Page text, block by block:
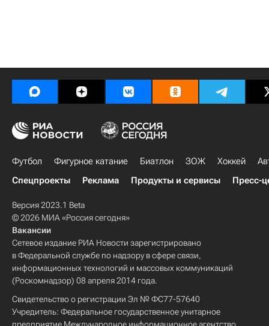
Футбол Фигурное катание Биатлон ЗОЖ Хоккей
Спецпроекты
Реклама Продукты и сервисы Пресс-
Версия 2023.1 Beta
© 2026 МИА «Россия сегодня»
Вакансии
Сетевое издание РИА Новости зарегистрировано
в Федеральной службе по надзору в сфере связи,
информационных технологий и массовых коммуникаций
(Роскомнадзор) 08 апреля 2014 года.
Свидетельство о регистрации Эл № ФС77-57640
Учредитель: Федеральное государственное унитарное